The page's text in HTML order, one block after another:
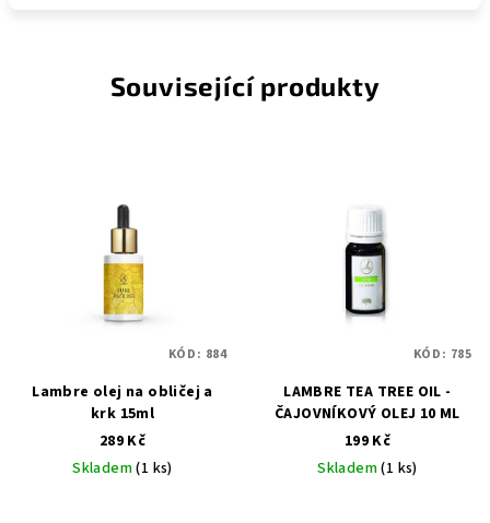
Související produkty
Lambre olej na obličej a
krk 15ml
289 Kč
Skladem(1 ks)
KÓD: 884
LAMBRE TEA TREE OIL -
ČAJOVNÍKOVÝ OLEJ 10 ML
199 Kč
Skladem(1 ks)
KÓD: 785